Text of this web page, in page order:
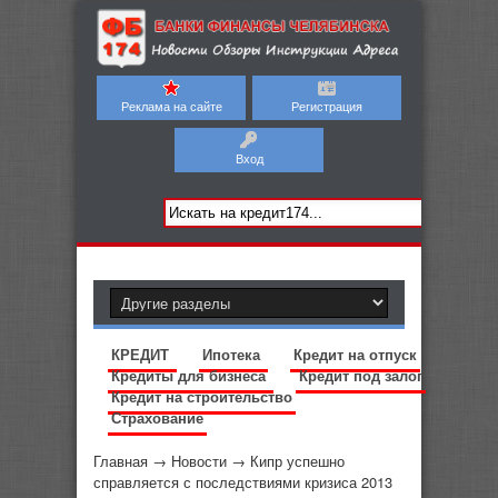
Реклама на сайте Регистрация
Вход
КРЕДИТ Ипотека
Кредит на отпуск
Кредиты для бизнеса
Кредит под залог
Кредит на строительство
Страхование
Главная → Новости → Кипр успешно
справляется с последствиями кризиса 2013